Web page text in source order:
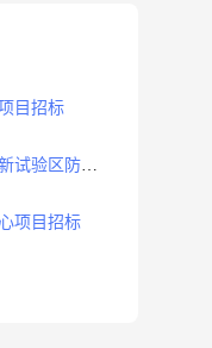
目招标
试验区防洪
项目招标